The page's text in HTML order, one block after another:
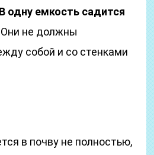
В одну емкость садится
Они не должны
собой и со стенками
в почву не полностью,